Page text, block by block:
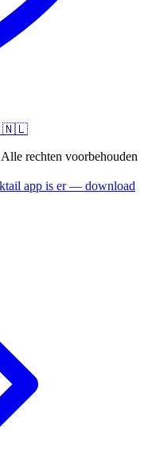
🇳🇱
rechten voorbehouden
app is er — download